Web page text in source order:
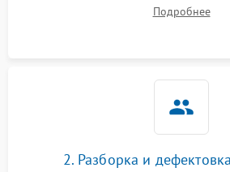
дефектов печати (полосы,
Подробнее
2. Разборка и